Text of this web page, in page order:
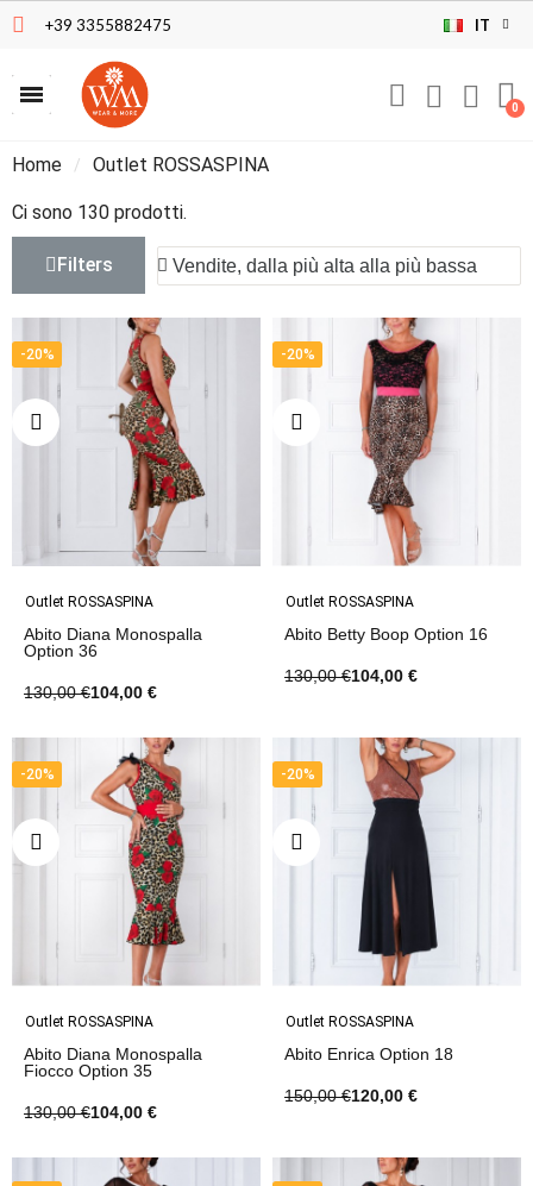
+39 3355882475 IT
Home Outlet ROSSASPINA
Ci sono 130 prodotti.
Filters
-20%
Outlet ROSSASPINA
Abito Diana Monospalla
Option 36
130,00 €104,00 €
-20%
Outlet ROSSASPINA
Abito Betty Boop Option 16
130,00 €104,00 €
-20%
Outlet ROSSASPINA
Abito Diana Monospalla
Fiocco Option 35
130,00 €104,00 €
-20%
Outlet ROSSASPINA
Abito Enrica Option 18
150,00 €120,00 €